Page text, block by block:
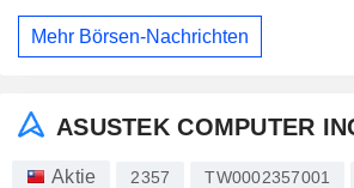
Mehr Börsen-Nachrichten
ASUSTEK COMPUTER
Aktie 2357 TW0002357001